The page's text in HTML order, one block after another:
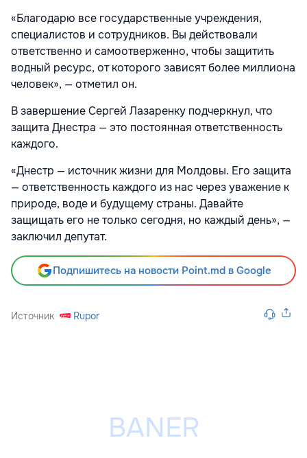
«Благодарю все государственные учреждения,
специалистов и сотрудников. Вы действовали
ответственно и самоотверженно, чтобы защитить
водный ресурс, от которого зависят более миллиона
человек», — отметил он.
В завершение Сергей Лазаренку подчеркнул, что
защита Днестра — это постоянная ответственность
каждого.
«Днестр — источник жизни для Молдовы. Его защита
— ответственность каждого из нас через уважение к
природе, воде и будущему страны. Давайте
защищать его не только сегодня, но каждый день», —
заключил депутат.
Подпишитесь на новости Point.md в Google
Источник Rupor